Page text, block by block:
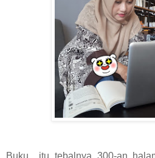
Buku itu tebalnya 300-an